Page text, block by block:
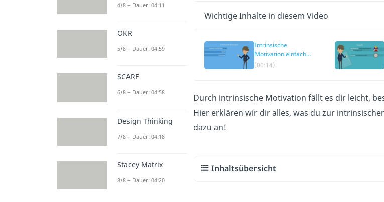
Wichtige Inhalte in diesem Video
Intrinsische
Motivation einfach
erklärt
(00:14)
Durch intrinsische Motivation fällt es dir leicht,
Hier erklären wir dir alles, was du zur
dazu an!
Inhaltsübersicht
4/8 – Dauer: 04:11
OKR
5/8 – Dauer: 04:59
SCARF
6/8 – Dauer: 04:58
Design Thinking
7/8 – Dauer: 04:18
Stacey Matrix
8/8 – Dauer: 04:20